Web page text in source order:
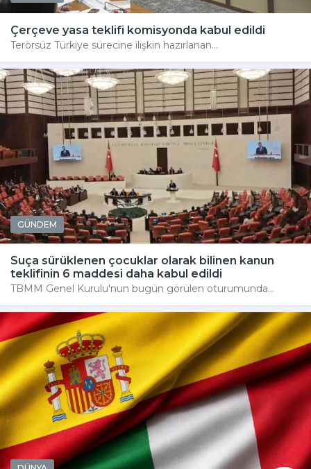
Çerçeve yasa teklifi komisyonda kabul edildi
Terörsüz Türkiye sürecine ilişkin hazırlanan...
GÜNDEM
Suça sürüklenen çocuklar olarak bilinen kanun
teklifinin 6 maddesi daha kabul edildi
TBMM Genel Kurulu'nun bugün görülen oturumunda...